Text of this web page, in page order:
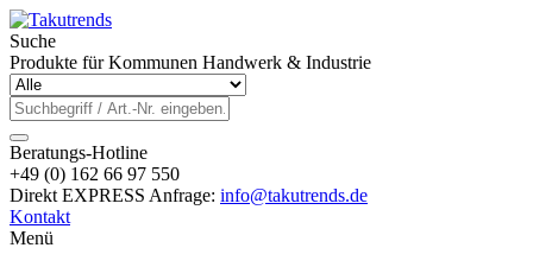
Suche
Produkte für Kommunen Handwerk & Industrie
Beratungs-Hotline
+49 (0) 162 66 97 550
Direkt EXPRESS Anfrage: info@takutrends.de
Kontakt
Menü